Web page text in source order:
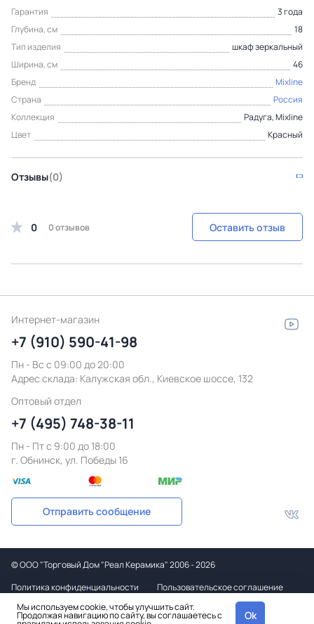
Гарантия
3 года
Глубина, см
18
Тип изделия
шкаф зеркальный
Ширина, см
46
Бренд
Mixline
Страна
Россия
Коллекция
Радуга, Mixline
Цвет
Красный
Отзывы(0)
0 0 отзывов Оставить отзыв
Интернет-магазин
+7 (910) 590-41-98
Пн - Вс с 09:00 до 20:00
Адрес склада: Калужская обл., Киевское шоссе, 132
Оптовый отдел
+7 (495) 748-38-11
Пн - Пт c 9:00 до 18:00
г. Обнинск, ул. Победы 16
Отправить сообщение
©ООО "Торговый Дом "Реал Керамика"2006 - 2026
Политика конфиденциальности
Пользовательское соглашение
Дизайн
и вёрстка
Мы используем cookie, чтобы улучшить сайт.
Продолжая навигацию по сайту, вы соглашаетесь с Ok